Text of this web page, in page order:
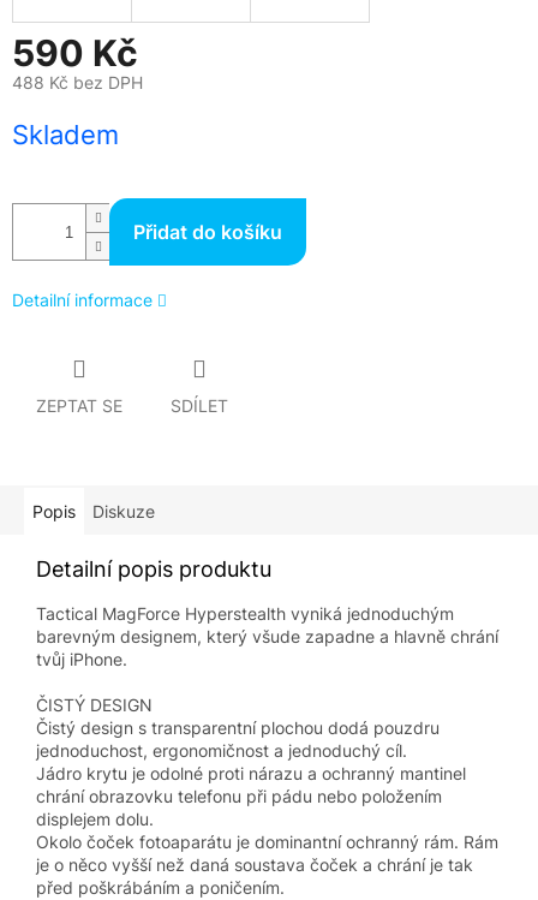
590 Kč
488 Kč bez DPH
cena:
Skladem
Přidat do košíku
Detailní informace
ZEPTAT SE SDÍLET
Popis Diskuze
Detailní popis produktu
Tactical MagForce Hyperstealth vyniká jednoduchým
barevným designem, který všude zapadne a hlavně chrání
tvůj iPhone.
ČISTÝ DESIGN
Čistý design s transparentní plochou dodá pouzdru
jednoduchost, ergonomičnost a jednoduchý cíl.
Jádro krytu je odolné proti nárazu a ochranný mantinel
chrání obrazovku telefonu při pádu nebo položením
displejem dolu.
Okolo čoček fotoaparátu je dominantní ochranný rám. Rám
je o něco vyšší než daná soustava čoček a chrání je tak
před poškrábáním a poničením.